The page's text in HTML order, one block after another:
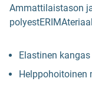
Ammattilaistason
Elastinen
Helppohoitoinen